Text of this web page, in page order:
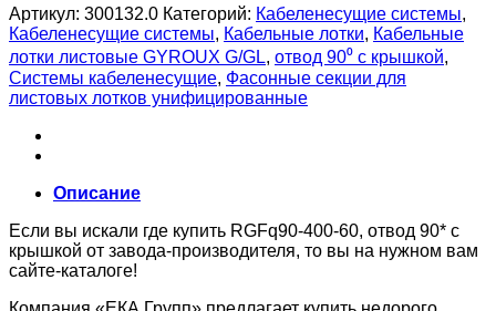
Артикул: 300132.0 Категорий: Кабеленесущие системы,
Кабеленесущие системы, Кабельные лотки, Кабельные
лотки листовые GYROUX G/GL, отвод 90⁰ с крышкой,
Системы кабеленесущие, Фасонные секции для
листовых лотков унифицированные
Описание
Если вы искали где купить RGFq90-400-60, отвод 90* с
крышкой от завода-производителя, то вы на нужном вам
сайте-каталоге!